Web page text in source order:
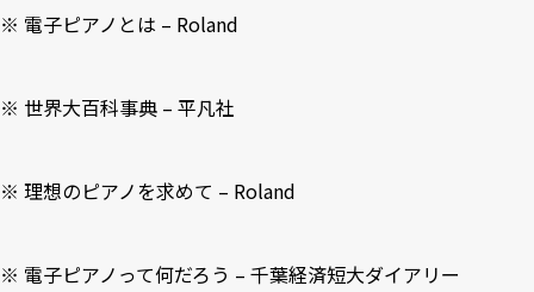
※ 電子ピアノとは – Roland
※ 世界大百科事典 – 平凡社
※ 理想のピアノを求めて – Roland
※ 電子ピアノって何だろう – 千葉経済短大ダイアリー